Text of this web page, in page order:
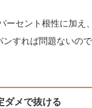
ーセント根性に加え
すれば問題ないの
ダメで抜ける